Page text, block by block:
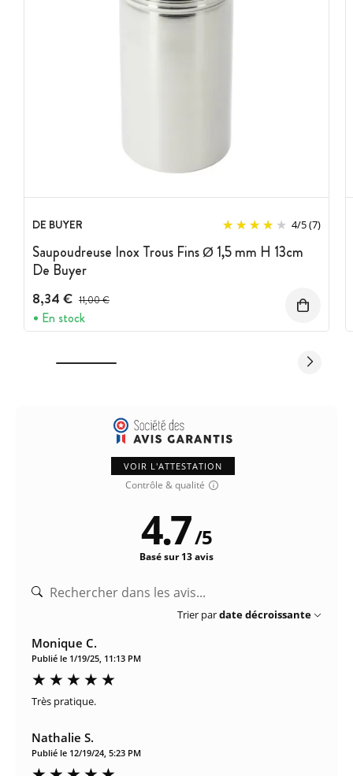
DE BUYER 4/5(7)
Saupoudreuse Inox Trous Fins Ø 1,5 mm H 13cm
De Buyer
8,34 € Prix avant réduction :
11,00 €
En stock
VOIR L'ATTESTATION
Contrôle & qualité
4.7/5
Basé sur 13 avis
Trier pardate décroissante
Monique C.
Publié le 1/19/25, 11:13 PM
Très pratique.
Nathalie S.
Publié le 12/19/24, 5:23 PM